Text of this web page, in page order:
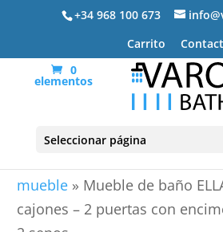
+34 968 100 673
Carrito
0
elementos
Seleccionar página
mueble » Mueble de baño
cajones – 2 puertas con